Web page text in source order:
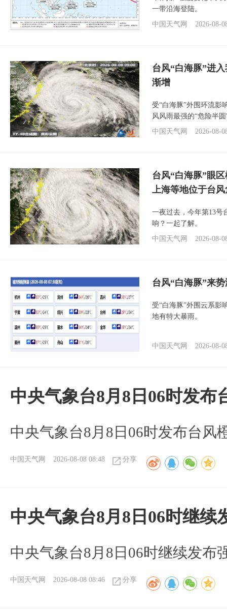
一带沿海登陆。
中国天气网
2026-08-
台风“白海豚”进
渐增
受“白海豚”外围环流影
风风雨最强的“危险半
中国天气网
2026-08-
台风“白海豚”眼
上海等地位于台
一夜过去，今年第13号
响？一起了解。
中国天气网
2026-08-
台风“白海豚”来
受“白海豚”外围云系影
地有特大暴雨。
中国天气网 2026-08-
中央气象台8月8日06时发布
中央气象台8月8日06时发布台风
中国天气网 2026-08-08 08:48 分享
中央气象台8月8日06时继
中央气象台8月8日06时继续发布
中国天气网 2026-08-08 08:46 分享